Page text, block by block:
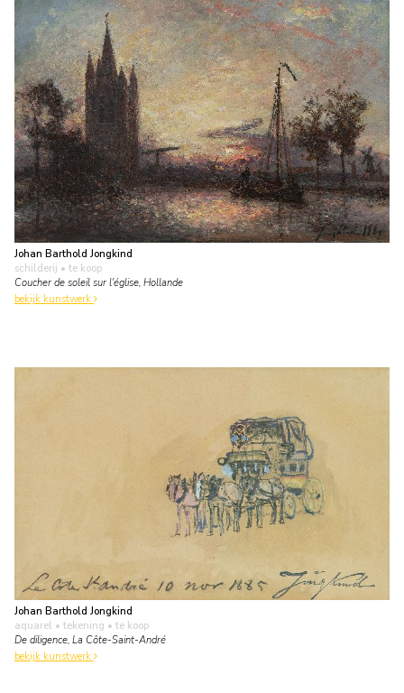
Johan Barthold Jongkind
schilderij • te koop
Coucher de soleil sur l'église, Hollande
bekijk kunstwerk
Johan Barthold Jongkind
aquarel • tekening • te koop
De diligence, La Côte-Saint-André
bekijk kunstwerk